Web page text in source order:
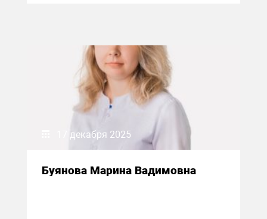
17 декабря 2025
Буянова Марина Вадимовна